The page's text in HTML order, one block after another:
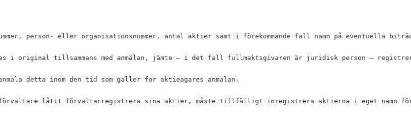
person- eller organisationsnummer, antal aktier samt i förekommande fall namn på eventuella
i original tillsammans med anmälan, jämte – i det fall fullmaktsgivaren är juridisk person –
detta inom den tid som gäller för aktieägares anmälan.
förvaltare låtit förvaltarregistrera sina aktier, måste tillfälligt inregistrera aktierna i eget namn